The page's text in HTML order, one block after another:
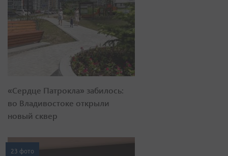
«Сердце Патрокла» забилось:
во Владивостоке открыли
новый сквер
23 фото